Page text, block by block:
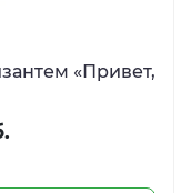
«Привет,